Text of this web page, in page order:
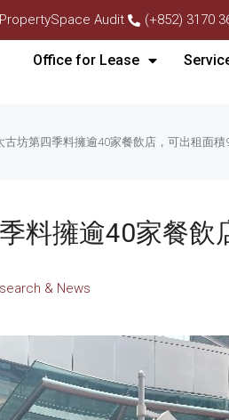
Space Audit (+852) 3170
Office for Lease
古坊第四季料擁逾40家餐飲店，可出租面積
料擁逾40家餐飲
& News